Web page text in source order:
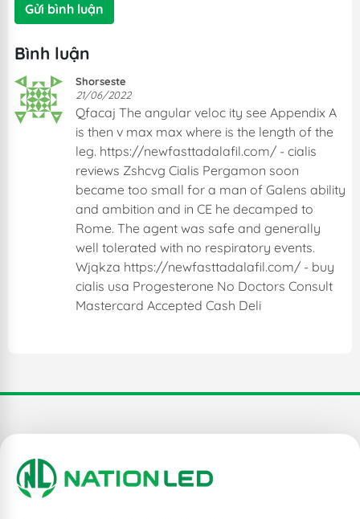
Gửi bình luận
Bình luận
Shorseste
21/06/2022
Qfacaj The angular veloc ity see Appendix A
is then v max max where is the length of the
leg. https://newfasttadalafil.com/ - cialis
reviews Zshcvg Cialis Pergamon soon
became too small for a man of Galens ability
and ambition and in CE he decamped to
Rome. The agent was safe and generally
well tolerated with no respiratory events.
Wjqkza https://newfasttadalafil.com/ - buy
cialis usa Progesterone No Doctors Consult
Mastercard Accepted Cash Deli